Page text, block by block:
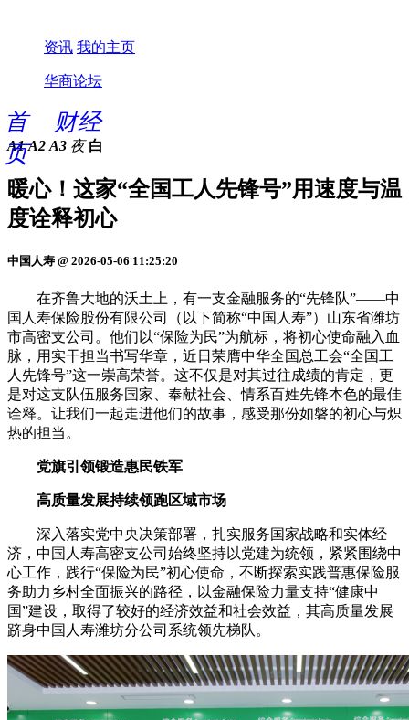
资讯 我的主页
华商论坛
首
页
财经
A1 A2 A3 夜 白
暖心！这家“全国工人先锋号”用速度与温
度诠释初心
中国人寿 @ 2026-05-06 11:25:20
在齐鲁大地的沃土上，有一支金融服务的“先锋队”——中
国人寿保险股份有限公司（以下简称“中国人寿”）山东省潍坊
市高密支公司。他们以“保险为民”为航标，将初心使命融入血
脉，用实干担当书写华章，近日荣膺中华全国总工会“全国工
人先锋号”这一崇高荣誉。这不仅是对其过往成绩的肯定，更
是对这支队伍服务国家、奉献社会、情系百姓先锋本色的最佳
诠释。让我们一起走进他们的故事，感受那份如磐的初心与炽
热的担当。
党旗引领锻造惠民铁军
高质量发展持续领跑区域市场
深入落实党中央决策部署，扎实服务国家战略和实体经
济，中国人寿高密支公司始终坚持以党建为统领，紧紧围绕中
心工作，践行“保险为民”初心使命，不断探索实践普惠保险服
务助力乡村全面振兴的路径，以金融保险力量支持“健康中
国”建设，取得了较好的经济效益和社会效益，其高质量发展
跻身中国人寿潍坊分公司系统领先梯队。